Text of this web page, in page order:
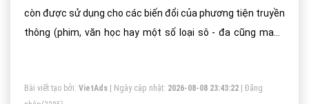
còn được sử dụng cho các biến đổi của phương tiện truyền
thông (phim, văn học hay một số loại sô - đa cũng mang
Bài viết tạo bởi: VietAds | Ngày cập nhật: 2026-08-08 23:43:22
Đăng